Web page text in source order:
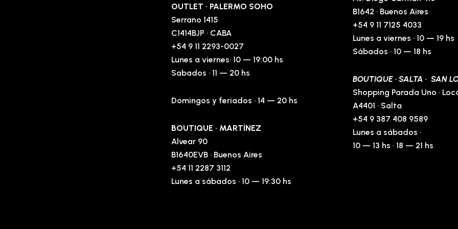
OUTLET · PALERMO SOHO
Serrano 1415
C1414BJP · CABA
+54 9 11 2293-0027
Lunes a viernes· 10 — 19:00 hs
Sabados · 11 — 20 hs
Domingos y feriados · 14 — 20 hs
BOUTIQUE · MARTÍNEZ
Alvear 90
B1640EVB · Buenos Aires
+54 11 2287 3112
Lunes a sábados · 10 — 19:30 hs
B1642 · Buenos Aires
+54 9 11 7125 4033
Lunes a viernes · 10 — 19 hs
Sábados · 10 — 18 hs
BOUTIQUE · SALTA · SAN
Shopping Parada Uno ·
A4401 · Salta
+54 9 387 408 9589
Lunes a sábados ·
10 — 13 hs · 18 — 21 hs